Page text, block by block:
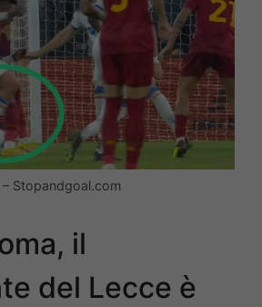
Stopandgoal.com
il
del Lecce è